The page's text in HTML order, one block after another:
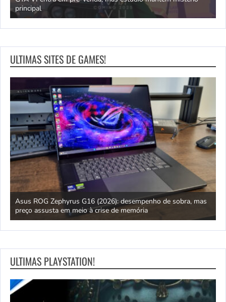
principal
ULTIMAS SITES DE GAMES!
Asus ROG Zephyrus G16 (2026): desempenho de sobra, mas
preço assusta em meio à crise de memória
ULTIMAS PLAYSTATION!